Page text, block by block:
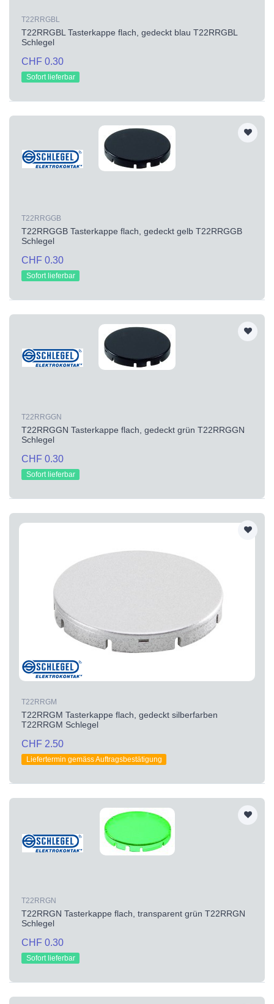
T22RRGBL
T22RRGBL Tasterkappe flach, gedeckt blau T22RRGBL
Schlegel
CHF 0.30
Sofort lieferbar
T22RRGGB
T22RRGGB Tasterkappe flach, gedeckt gelb T22RRGGB
Schlegel
CHF 0.30
Sofort lieferbar
T22RRGGN
T22RRGGN Tasterkappe flach, gedeckt grün T22RRGGN
Schlegel
CHF 0.30
Sofort lieferbar
T22RRGM
T22RRGM Tasterkappe flach, gedeckt silberfarben
T22RRGM Schlegel
CHF 2.50
Liefertermin gemäss Auftragsbestätigung
T22RRGN
T22RRGN Tasterkappe flach, transparent grün T22RRGN
Schlegel
CHF 0.30
Sofort lieferbar